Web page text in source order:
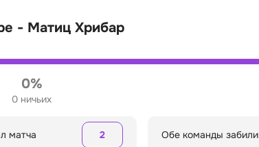
- Матиц Хрибар
0%
0 ничьих
матча 2 Обе команды забили